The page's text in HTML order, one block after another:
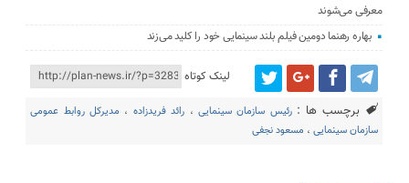
معرفی می‌شوند
بهاره رهنما دومین فیلم بلند سینمایی خود را کلید می‌زند
لینک کوتاه
برچسب ها : رئیس سازمان سینمایی ، رائد فریدزاده ، مدیرکل روابط عمومی
سازمان سینمایی ، مسعود نجفی